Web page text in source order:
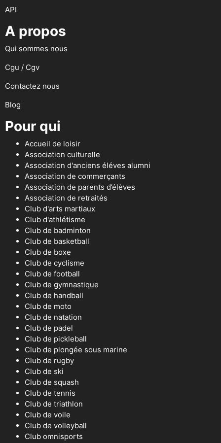
API
A propos
Qui sommes nous
Cgu / Cgv
Contactez nous
Blog
Pour qui
Accueil de loisir
Association culturelle
Association d'anciens éléves alumni
Association de commerçants
Association de parents d’élèves
Association de retraités
Club d'arts martiaux
Club d'athlétisme
Club de badminton
Club de basketball
Club de boxe
Club de cyclisme
Club de football
Club de gymnastique
Club de handball
Club de moto
Club de natation
Club de padel
Club de pickleball
Club de plongée sous marine
Club de rugby
Club de ski
Club de squash
Club de tennis
Club de triathlon
Club de voile
Club de volleyball
Club omnisports